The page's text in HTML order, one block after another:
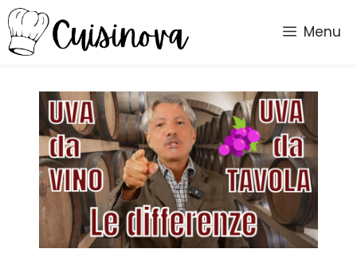
Vai
al
contenuto
Menu